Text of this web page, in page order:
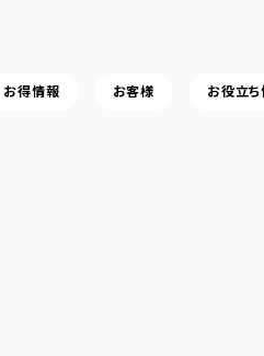
お得情報 お客様 お役立